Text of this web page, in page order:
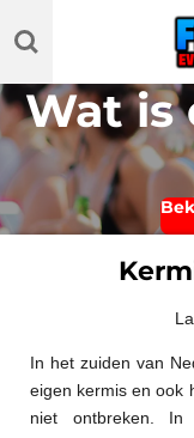
direct
de
hoofdinhoud
Wat is
In het zuiden van
eigen kermis en ook
niet ontbreken. In